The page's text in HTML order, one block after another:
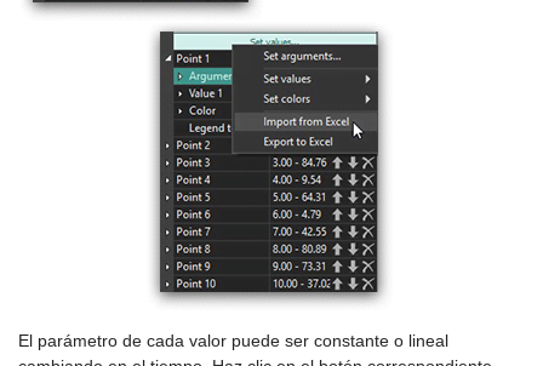
El parámetro de cada valor puede ser constante o lineal